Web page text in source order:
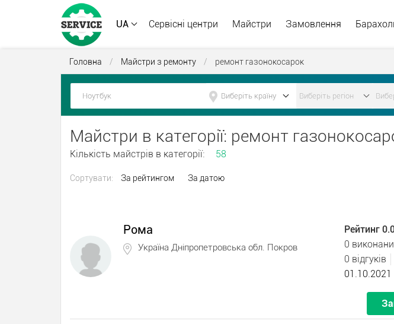
UA Сервісні центри Майстри Замовлення
Головна / Майстри з ремонту / ремонт газонокосарок
Майстри в категорії: ремонт
Кількість майстрів в категорії: 58
Сортувати: За рейтингом За датою
Рома
Україна Дніпропетровська обл. Покров
Рейтинг
0
0 відгуків
01.10.2021